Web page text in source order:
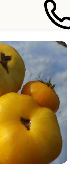
серии "Гномы"